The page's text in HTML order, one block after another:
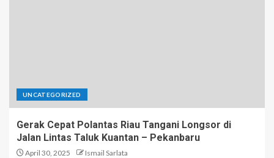
UNCATEGORIZED
Gerak Cepat Polantas Riau Tangani Longsor di
Jalan Lintas Taluk Kuantan – Pekanbaru
April 30, 2025 Ismail Sarlata